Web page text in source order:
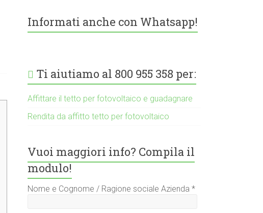
Informati anche con Whatsapp!
Ti aiutiamo al 800 955 358 per:
Affittare il tetto per fotovoltaico e guadagnare
Rendita da affitto tetto per fotovoltaico
Vuoi maggiori info? Compila il
modulo!
Nome e Cognome / Ragione sociale Azienda*